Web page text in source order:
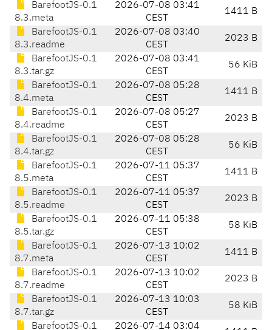
BarefootJS-0.1
8.3.meta
2026-07-08 03:41
CEST
1411 B
BarefootJS-0.1
8.3.readme
2026-07-08 03:40
CEST
2023 B
BarefootJS-0.1
8.3.tar.gz
2026-07-08 03:41
CEST
56 KiB
BarefootJS-0.1
8.4.meta
2026-07-08 05:28
CEST
1411 B
BarefootJS-0.1
8.4.readme
2026-07-08 05:27
CEST
2023 B
BarefootJS-0.1
8.4.tar.gz
2026-07-08 05:28
CEST
56 KiB
BarefootJS-0.1
8.5.meta
2026-07-11 05:37
CEST
1411 B
BarefootJS-0.1
8.5.readme
2026-07-11 05:37
CEST
2023 B
BarefootJS-0.1
8.5.tar.gz
2026-07-11 05:38
CEST
58 KiB
BarefootJS-0.1
8.7.meta
2026-07-13 10:02
CEST
1411 B
BarefootJS-0.1
8.7.readme
2026-07-13 10:02
CEST
2023 B
BarefootJS-0.1
8.7.tar.gz
2026-07-13 10:03
CEST
58 KiB
BarefootJS-0.1 2026-07-14 03:04